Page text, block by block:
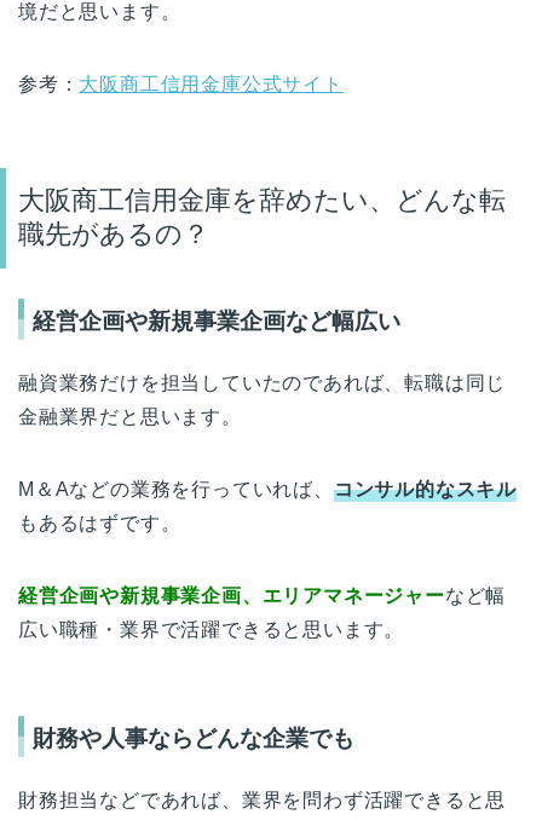
境だと思います。
参考： 大阪商工信用金庫公式サイト
大阪商工信用金庫を辞めたい、どんな転
職先があるの？
経営企画や新規事業企画など幅広い
融資業務だけを担当していたのであれば、転職は同じ
金融業界だと思います。
M＆Aなどの業務を行っていれば、 コンサル的なスキル
もあるはずです。
経営企画や新規事業企画、エリアマネージャーなど幅
広い職種・業界で活躍できると思います。
財務や人事ならどんな企業でも
財務担当などであれば、業界を問わず活躍できると思